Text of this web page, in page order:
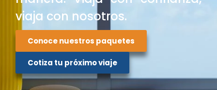
viaja con nosotros.
Conoce nuestros paquetes
Cotiza tu próximo viaje